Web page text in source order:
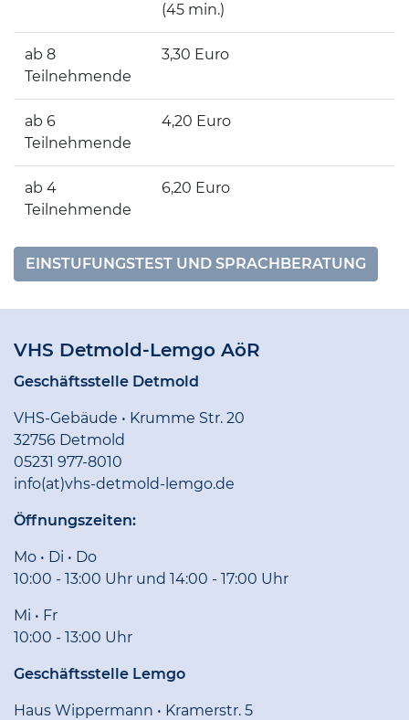
(45 min.)
ab 8
Teilnehmende
3,30 Euro
ab 6
Teilnehmende
4,20 Euro
ab 4
Teilnehmende
6,20 Euro
EINSTUFUNGSTEST UND SPRACHBERATUNG
VHS Detmold-Lemgo AöR
Geschäftsstelle Detmold
VHS-Gebäude • Krumme Str. 20
32756 Detmold
05231 977-8010
info(at)vhs-detmold-lemgo.de
Öffnungszeiten:
Mo • Di • Do
10:00 - 13:00 Uhr und 14:00 - 17:00 Uhr
Mi • Fr
10:00 - 13:00 Uhr
Geschäftsstelle Lemgo
Haus Wippermann • Kramerstr. 5